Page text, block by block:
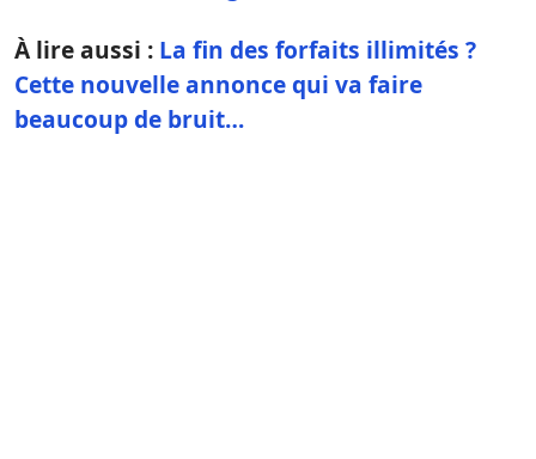
À lire aussi : La fin des forfaits illimités ?
Cette nouvelle annonce qui va faire
beaucoup de bruit…